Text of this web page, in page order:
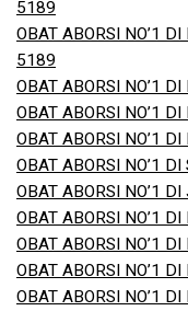
5189
OBAT ABORSI NO’1
5189
OBAT ABORSI NO’1
OBAT ABORSI NO’1
OBAT ABORSI NO’1
OBAT ABORSI NO’1
OBAT ABORSI NO’1
OBAT ABORSI NO’1
OBAT ABORSI NO’1
OBAT ABORSI NO’1
OBAT ABORSI NO’1